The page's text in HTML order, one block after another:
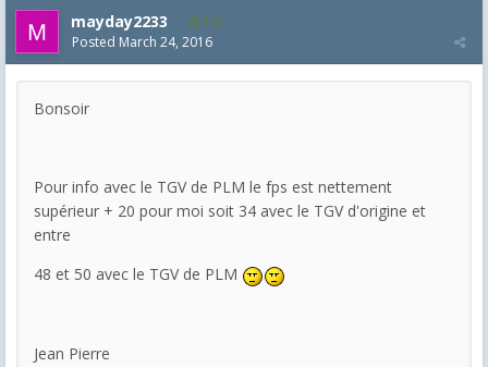
mayday2233 113
Posted March 24, 2016
Bonsoir
Pour info avec le TGV de PLM le fps est nettement
supérieur + 20 pour moi soit 34 avec le TGV d'origine et
entre
48 et 50 avec le TGV de PLM
Jean Pierre